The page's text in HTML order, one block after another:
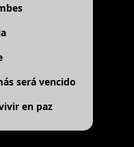
será vencido
en paz